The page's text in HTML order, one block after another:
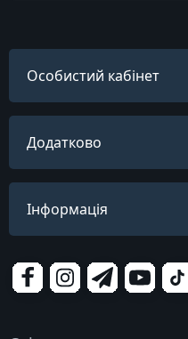
Особистий кабінет
Додатково
Інформація